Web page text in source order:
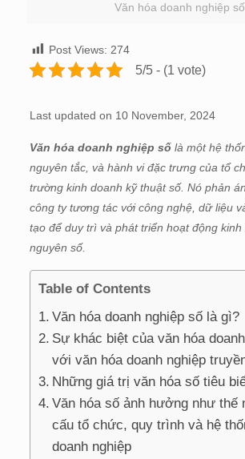
Văn hóa doanh nghiệp số
Post Views: 274
5/5 - (1 vote)
Last updated on 10 November, 2024
Văn hóa doanh nghiệp sốlà một hệ
nguyên tắc, và hành vi đặc trưng của tổ
trường kinh doanh kỹ thuật số. Nó phản
công ty tương tác với công nghệ, dữ liệu
tạo để duy trì và phát triển hoạt động
nguyên số.
Table of Contents
Văn hóa doanh nghiệp số là gì?
Sự khác biệt của văn hóa
với văn hóa doanh nghiệp
Những giá trị văn hóa số tiêu
Văn hóa số ảnh hưởng như thế
cấu tổ chức, quy trình và hệ
doanh nghiệp